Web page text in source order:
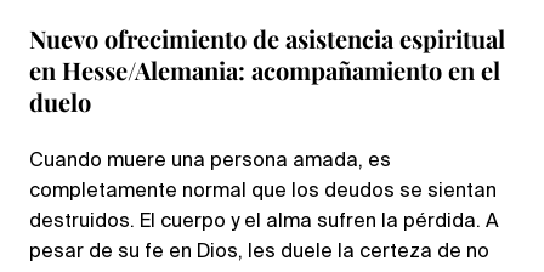
Nuevo ofrecimiento de asistencia espiritual
en Hesse/Alemania: acompañamiento en el
duelo
Cuando muere una persona amada, es
completamente normal que los deudos se sientan
destruidos. El cuerpo y el alma sufren la pérdida. A
pesar de su fe en Dios, les duele la certeza de no